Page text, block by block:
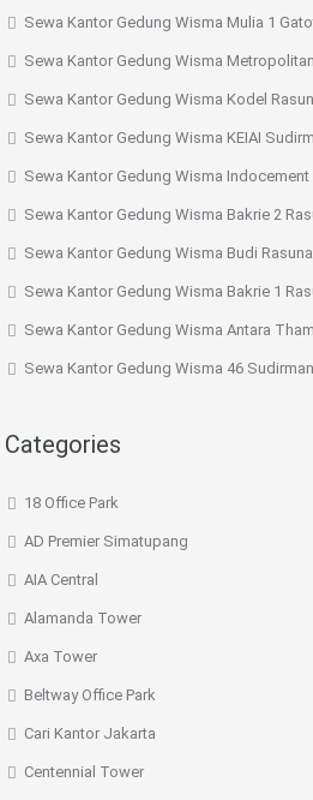
Sewa Kantor Gedung Wisma Mulia 1
Sewa Kantor Gedung Wisma
Sewa Kantor Gedung Wisma Kodel
Sewa Kantor Gedung Wisma KEIAI
Sewa Kantor Gedung Wisma
Sewa Kantor Gedung Wisma Bakrie 2
Sewa Kantor Gedung Wisma Budi
Sewa Kantor Gedung Wisma Bakrie 1
Sewa Kantor Gedung Wisma Antara
Sewa Kantor Gedung Wisma 46
Categories
18 Office Park
AD Premier Simatupang
AIA Central
Alamanda Tower
Axa Tower
Beltway Office Park
Cari Kantor Jakarta
Centennial Tower